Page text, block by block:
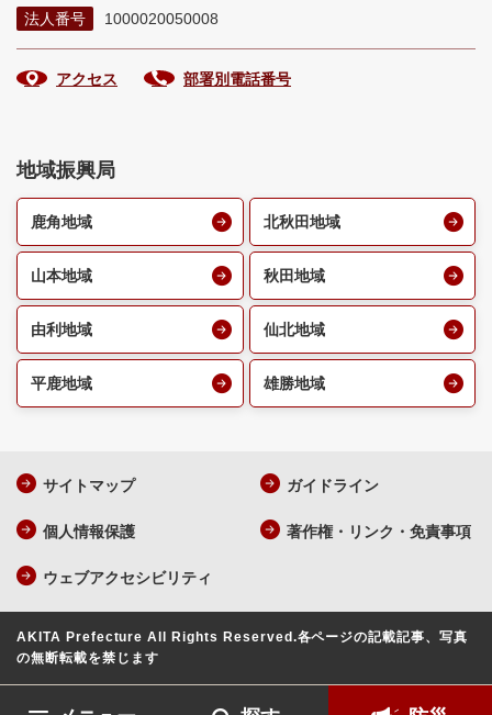
法人番号
1000020050008
アクセス 部署別電話番号
地域振興局
鹿角地域 北秋田地域
山本地域 秋田地域
由利地域 仙北地域
平鹿地域 雄勝地域
サイトマップ ガイドライン
個人情報保護 著作権・リンク・免責事項
ウェブアクセシビリティ
AKITA Prefecture All Rights Reserved.各ページの記載記事、写真
の無断転載を禁じます